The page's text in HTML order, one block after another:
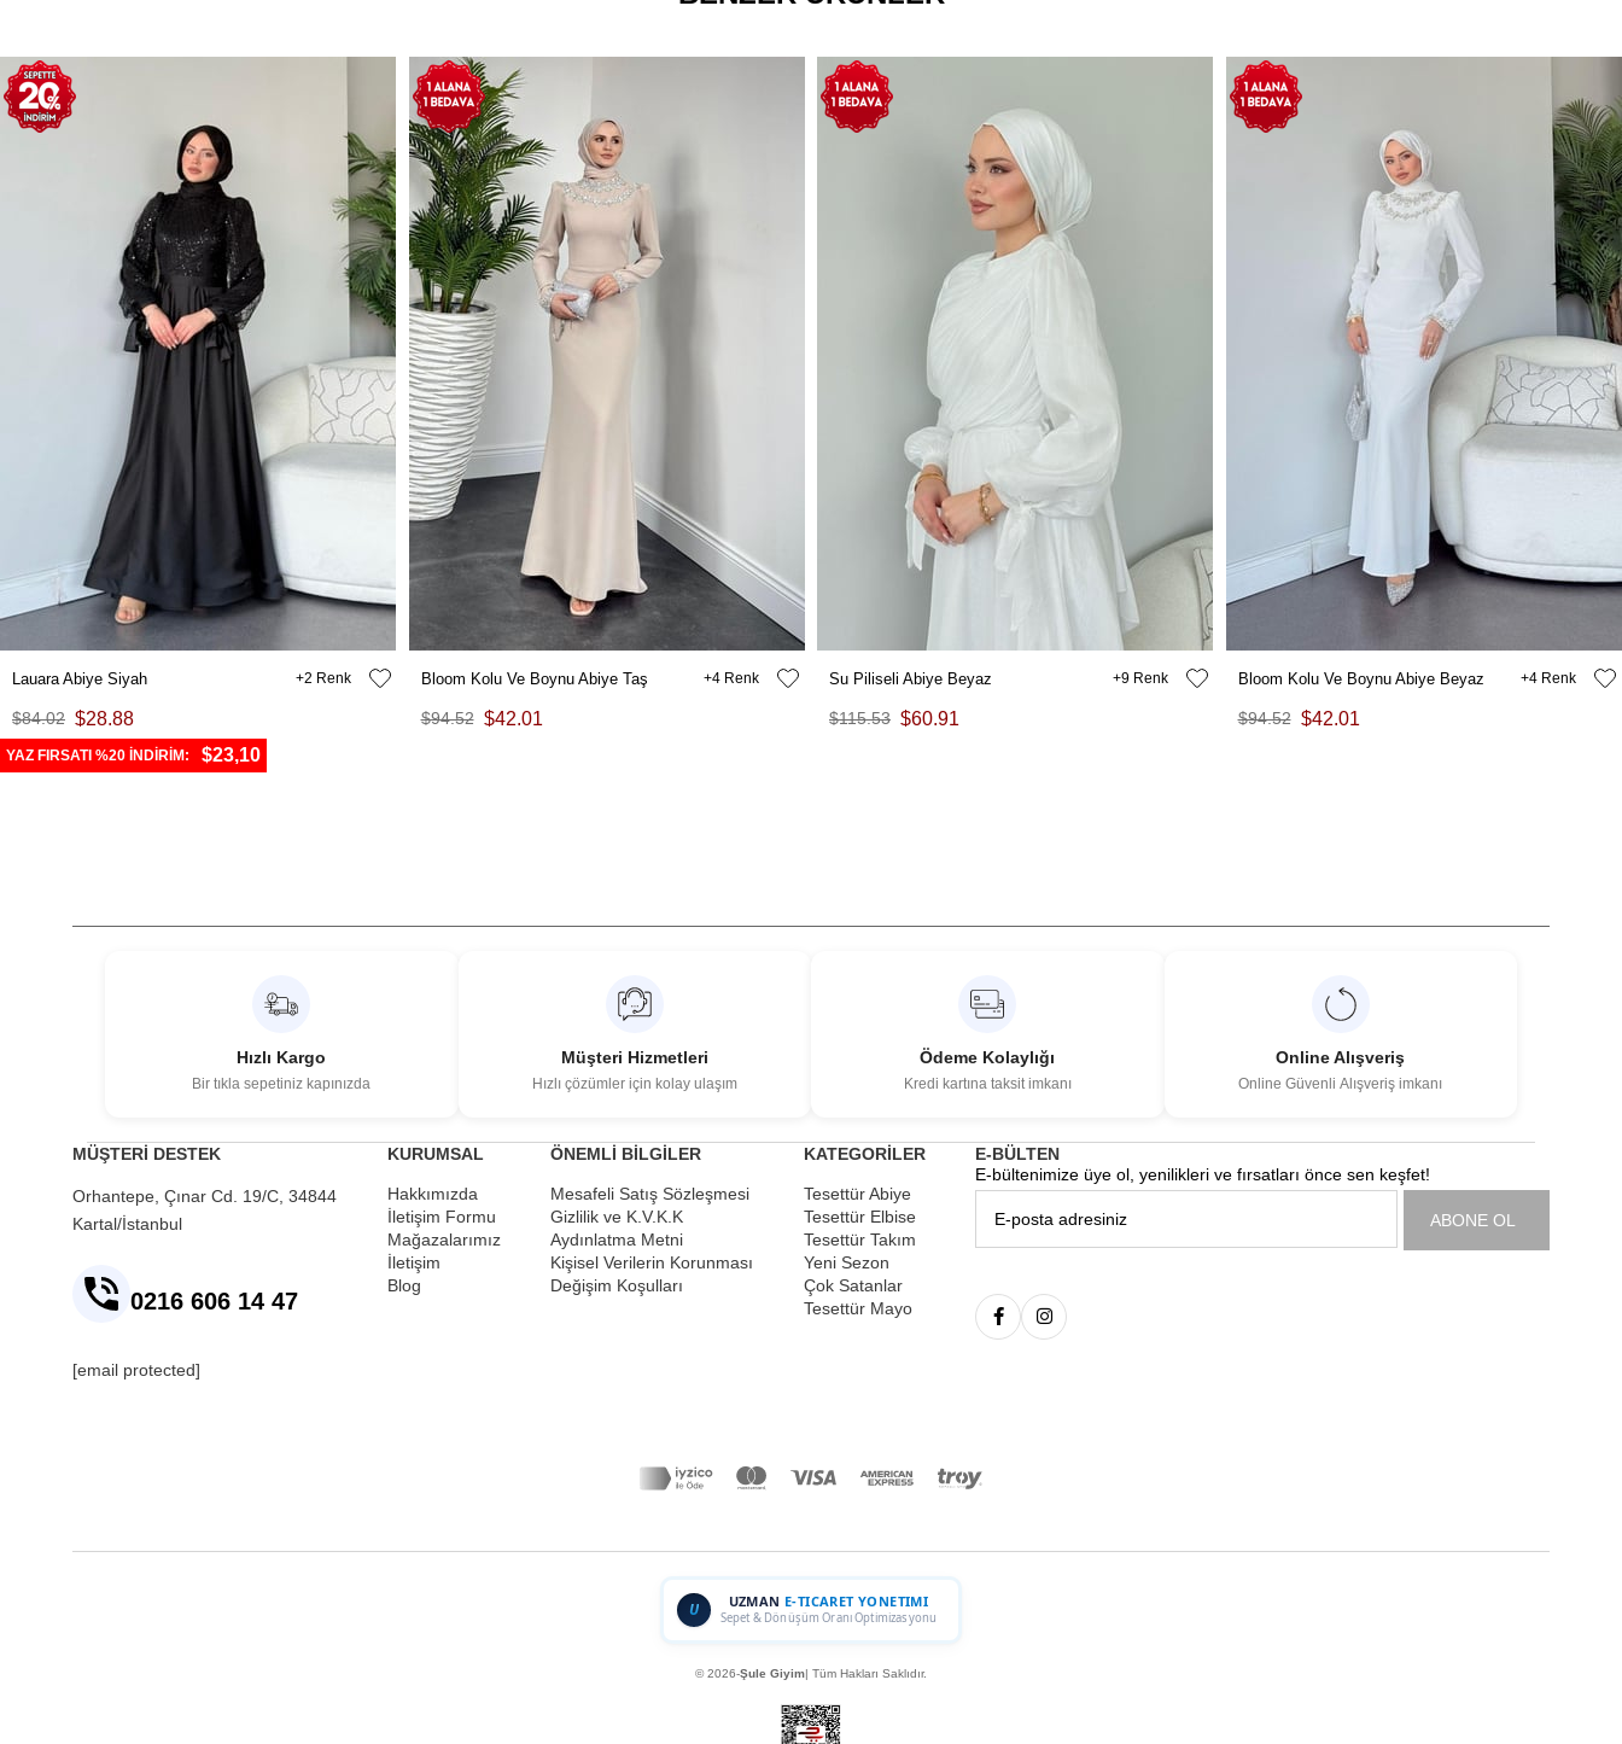
Lauara Abiye Siyah
$28.88
$84.02
2
YAZ FIRSATI %20 İNDİRİM: $23,10
Bloom Kolu Ve Boynu Abiye Taş
$42.01
$94.52
4 Su Piliseli Abiye Beyaz
$60.91
$115.53
9 Bloom Kolu Ve Boynu Abiye Beyaz
$42.01
$94.52
4
Hızlı Kargo
Bir tıkla sepetiniz kapınızda
Müşteri Hizmetleri
Hızlı çözümler için kolay ulaşım
Ödeme Kolaylığı
Kredi kartına taksit imkanı
Online Alışveriş
Online Güvenli Alışveriş imkanı
MÜŞTERİ DESTEK
Orhantepe, Çınar Cd. 19/C, 34844
Kartal/İstanbul
0216 606 14 47
[email protected]
KURUMSAL
Hakkımızda
İletişim Formu
Mağazalarımız
İletişim
Blog
ÖNEMLİ BİLGİLER
Mesafeli Satış Sözleşmesi
Gizlilik ve K.V.K.K
Aydınlatma Metni
Kişisel Verilerin Korunması
Değişim Koşulları
KATEGORİLER
Tesettür Abiye
Tesettür Elbise
Tesettür Takım
Yeni Sezon
Çok Satanlar
Tesettür Mayo
E-BÜLTEN
E-bültenimize üye ol, yenilikleri ve fırsatları önce sen keşfet!
ABONE OL
U UZMAN E-TICARET YONETIMI
Sepet & Dönüşüm Oranı Optimizasyonu
© 2026-Şule Giyim| Tüm Hakları Saklıdır.